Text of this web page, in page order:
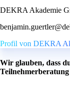
DEKRA Akademie
Profil von DEKRA
Wir glauben, dass